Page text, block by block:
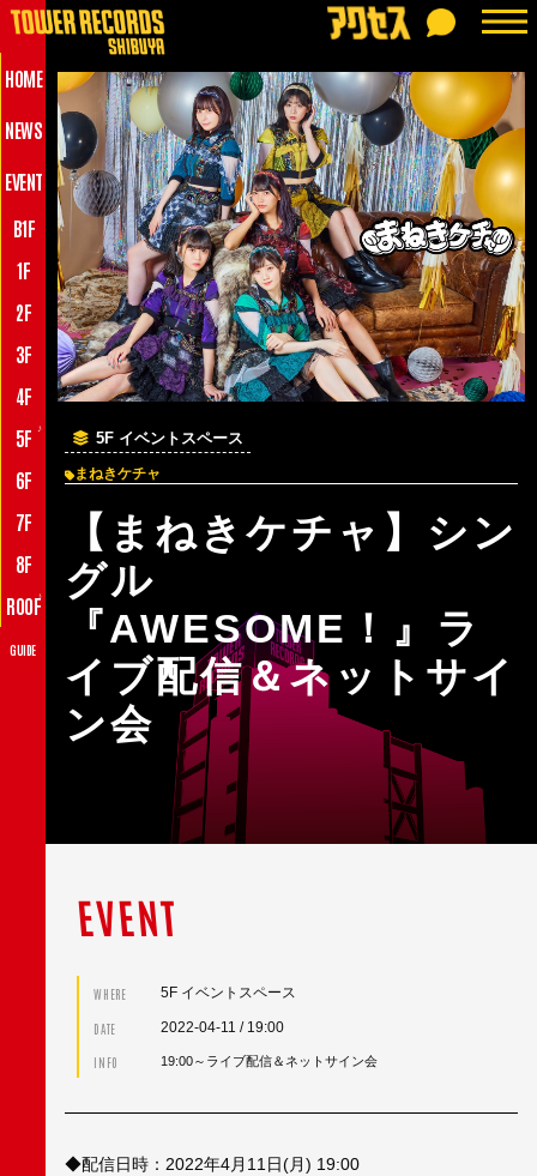
HOME
NEWS
EVENT
B1F
1F
2F
3F
4F
5F
♪
6F
7F
8F
ROOF♪
GUIDE
5F イベントスペース
まねきケチャ
【まねきケチャ】シン
グル
『AWESOME！』ラ
イブ配信＆ネットサイ
ン会
EVENT
WHERE 5F イベントスペース
DATE 2022-04-11 / 19:00
INFO 19:00～ライブ配信＆ネットサイン会
◆配信日時：2022年4月11日(月) 19:00